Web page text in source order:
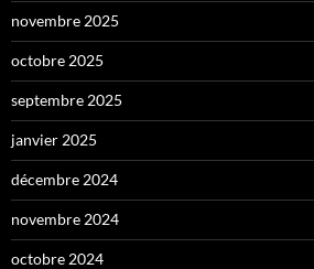
novembre 2025
octobre 2025
septembre 2025
janvier 2025
décembre 2024
novembre 2024
octobre 2024